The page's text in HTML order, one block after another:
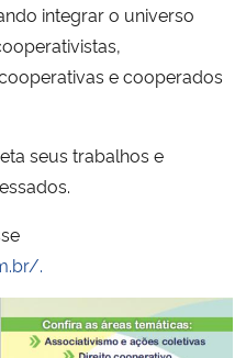
Humanos
integrar o universo
e cooperados
seus trabalhos e
.